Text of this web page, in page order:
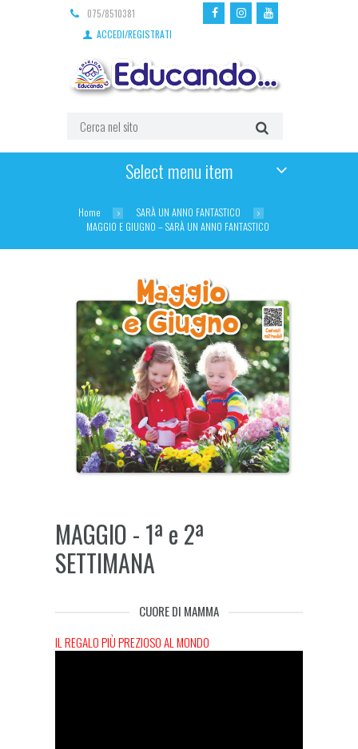
075/8510381
ACCEDI/REGISTRATI
Select menu item
Home
SARÀ UN ANNO FANTASTICO
MAGGIO E GIUGNO – SARÀ UN ANNO FANTASTICO
MAGGIO - 1ª e 2ª
SETTIMANA
CUORE DI MAMMA
IL REGALO PIÙ PREZIOSO AL MONDO